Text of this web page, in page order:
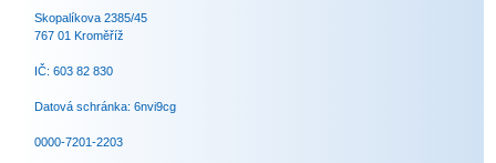
Skopalíkova 2385/45
767 01 Kroměříž
IČ: 603 82 830
Datová schránka: 6nvi9cg
0000-7201-2203